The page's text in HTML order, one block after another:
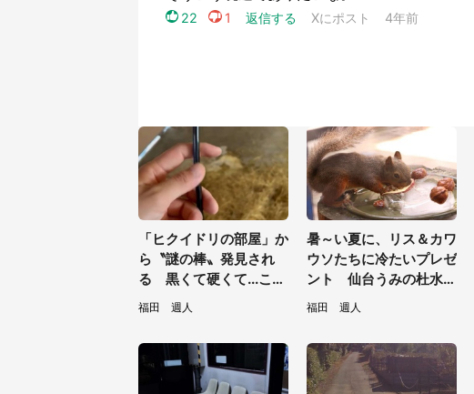
「ヒクイドリの部屋」か
ら〝謎の棒〟発見され
る 黒くて硬くて...これ
は何？動物園に聞く
福田 週人
暑～い夏に、リス＆カワ
ウソたちに冷たいプレゼ
ント 仙台うみの杜水族
館の企画がやさしい【7
／31～8／23】
福田 週人